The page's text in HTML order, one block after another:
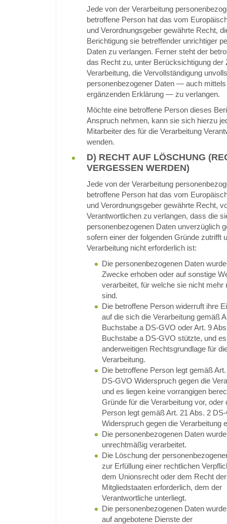
Jede von der Verarbeitung
betroffene Person hat das vom
und Verordnungsgeber gewährte Recht,
Berichtigung sie betreffender unrichtiger
Daten zu verlangen. Ferner steht der
das Recht zu, unter Berücksichtigung der
Verarbeitung, die Vervollständigung
personenbezogener Daten — auch
ergänzenden Erklärung — zu verlangen.
Möchte eine betroffene Person dieses
Anspruch nehmen, kann sie sich hierzu
Mitarbeiter des für die Verarbeitung
wenden.
D) RECHT AUF LÖSCHUNG
VERGESSEN WERDEN)
Jede von der Verarbeitung
betroffene Person hat das vom
und Verordnungsgeber gewährte Recht,
Verantwortlichen zu verlangen, dass die
personenbezogenen Daten unverzüglich
sofern einer der folgenden Gründe zutrifft
Verarbeitung nicht erforderlich ist:
Die personenbezogenen Daten
Zwecke erhoben oder auf sonstige
verarbeitet, für welche sie nicht mehr
sind.
Die betroffene Person widerruft ihre
auf die sich die Verarbeitung gemäß
Buchstabe a DS-GVO oder Art. 9
Buchstabe a DS-GVO stützte, und
anderweitigen Rechtsgrundlage für
Verarbeitung.
Die betroffene Person legt gemäß
DS-GVO Widerspruch gegen die
und es liegen keine vorrangigen
Gründe für die Verarbeitung vor, oder
Person legt gemäß Art. 21 Abs. 2
Widerspruch gegen die Verarbeitung
Die personenbezogenen Daten
unrechtmäßig verarbeitet.
Die Löschung der
zur Erfüllung einer rechtlichen
dem Unionsrecht oder dem Recht der
Mitgliedstaaten erforderlich, dem der
Verantwortliche unterliegt.
Die personenbezogenen Daten
auf angebotene Dienste der